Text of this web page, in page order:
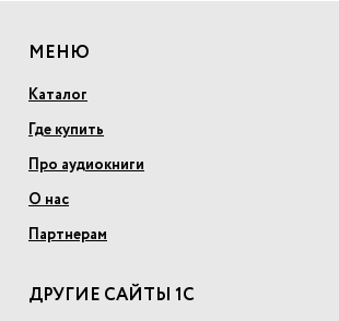
МЕНЮ
Каталог
Где купить
Про аудиокниги
О нас
Партнерам
ДРУГИЕ САЙТЫ 1С